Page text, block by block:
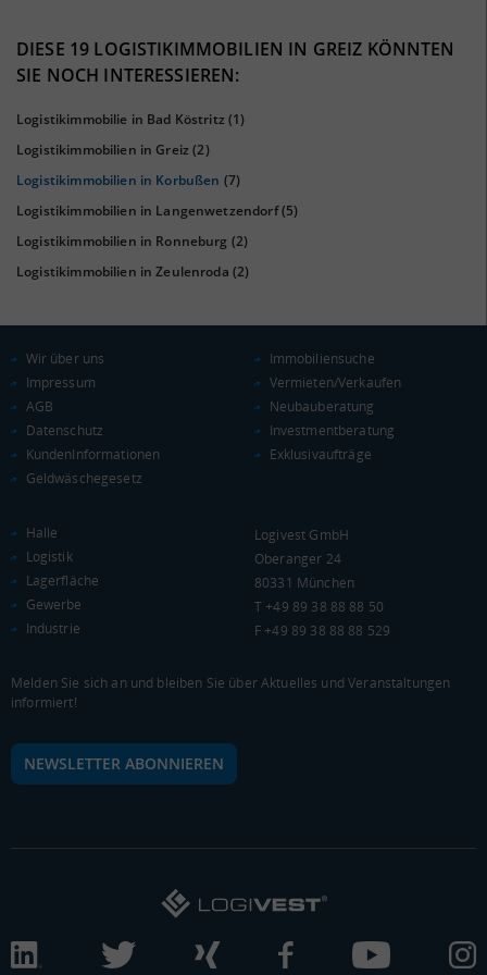
Euro pro Kopf
(Landkreis / Kreisfreie Stadt)
Kaufkraftindex
(Landkreis / Kreisfreie Stadt)
KAUFKRAFT - EURO PRO KOPF
0 €
Bundesland
WIRTSCHAFTSKRAFT(STAND: 2018)
(LANDKREIS / KREISFREIE STADT)
BRUTTOWERTSCHÖPFUNG
(LANDKREIS / KREISFREIE STADT)
Gesamt Produzierendes Gewerbe Handel und
DIESE 19 LOGISTIKIMMOBILIEN IN GREIZ KÖNNTEN
SIE NOCH INTERESSIEREN:
Logistikimmobilie in Bad Köstritz(1)
Logistikimmobilien in Greiz(2)
Logistikimmobilien in Korbußen (7)
Logistikimmobilien in Langenwetzendorf(5)
Logistikimmobilien in Ronneburg (2)
Logistikimmobilien in Zeulenroda (2)
Wir über uns
Impressum
AGB
Datenschutz
KundenInformationen
Geldwäschegesetz
Immobiliensuche
Vermieten/Verkaufen
Neubauberatung
Investmentberatung
Exklusivaufträge
Halle
Logistik
Lagerfläche
Gewerbe
Industrie
Logivest GmbH
Oberanger 24
80331 München
T +49 89 38 88 88 50
F +49 89 38 88 88 529
Melden Sie sich an und bleiben Sie über Aktuelles und Veranstaltungen
informiert!
NEWSLETTER ABONNIEREN